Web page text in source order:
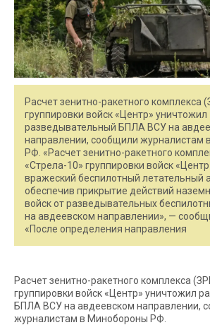
Расчет зенитно-ракетного комплекса
группировки войск «Центр» уничтожил
разведывательный БПЛА ВСУ на
направлении, сообщили журналистам
РФ. «Расчет зенитно-ракетного
«Стрела-10» группировки войск
вражеский беспилотный летательный
обеспечив прикрытие действий
войск от разведывательных
на авдеевском направлении», —
«После определения направления
Расчет зенитно-ракетного комплекса
группировки войск «Центр» уничтожил
БПЛА ВСУ на авдеевском направлении,
журналистам в Минобороны РФ.